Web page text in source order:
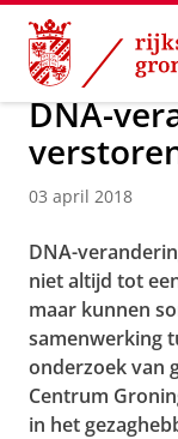
Skip
Content
Skip
Navigation
Over ons
DNA-
03 april 2018
DNA-
niet altijd tot
maar kunnen
samenwerking
onderzoek van
Centrum
in het